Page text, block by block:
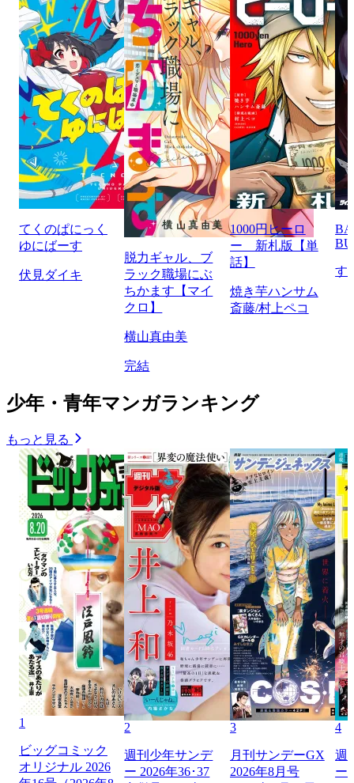
てくのぱにっく
ゆにばーす
伏見ダイキ
脱力ギャル、ブ
ラック職場にぶ
ちかます【マイ
クロ】
横山真由美
完結
1000円ヒーロ
ー 新札版【単
話】
焼き芋ハンサム
斎藤/村上ペコ
す
少年・青年マンガランキング
もっと見る
1
ビッグコミック
オリジナル 2026
2
週刊少年サンデ
ー 2026年36･37
3
月刊サンデーGX
2026年8月号
4
週
ー